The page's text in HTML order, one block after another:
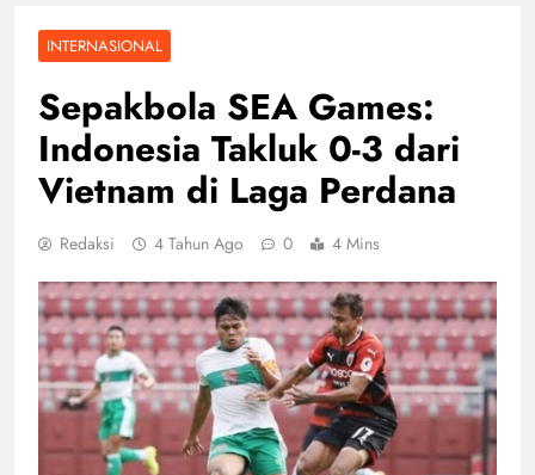
INTERNASIONAL
Sepakbola SEA Games:
Indonesia Takluk 0-3 dari
Vietnam di Laga Perdana
Redaksi 4 Tahun Ago 0 4 Mins